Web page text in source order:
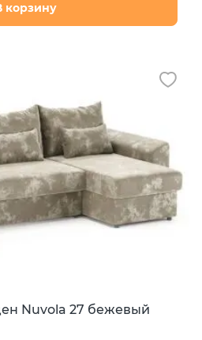
корзину
Nuvola 27 бежевый